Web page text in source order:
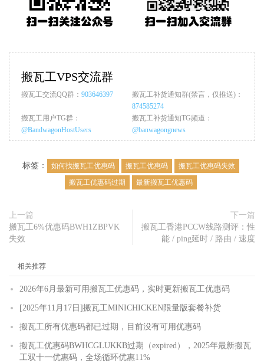
搬瓦工VPS交流群
搬瓦工交流QQ群： 903646397
搬瓦工补货通知群(禁言，仅推送)：
874585274
搬瓦工用户TG群：
@BandwagonHostUsers
搬瓦工补货通知TG频道：
@banwagongnews
标签： 如何找搬瓦工优惠码 搬瓦工优惠码
搬瓦工优惠码失效
搬瓦工优惠码过期
最新搬瓦工优惠码
上一篇
搬瓦工6%优惠码BWH1ZBPVK
失效
下一篇
搬瓦工香港PCCW线路测评：性
能 / ping延时 / 路由 / 速度
相关推荐
2026年6月最新可用搬瓦工优惠码，实时更新搬瓦工优惠码
[2025年11月17日]搬瓦工MINICHICKEN限量版套餐补货
搬瓦工所有优惠码都已过期，目前没有可用优惠码
搬瓦工优惠码BWHCGLUKKB过期（expired），2025年最新搬瓦
工双十一优惠码，全场循环优惠11%